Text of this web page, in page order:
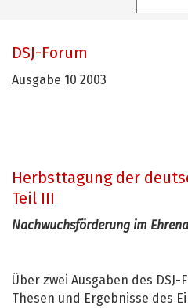
DSJ-Forum
Ausgabe 10 2003
Herbsttagung der
Teil III
Nachwuchsförderung im
Über zwei Ausgaben des DSJ-
Thesen und Ergebnisse des